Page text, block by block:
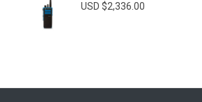
USD $2,336.00